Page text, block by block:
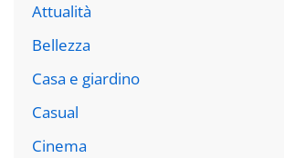
Attualità
Bellezza
Casa e giardino
Casual
Cinema